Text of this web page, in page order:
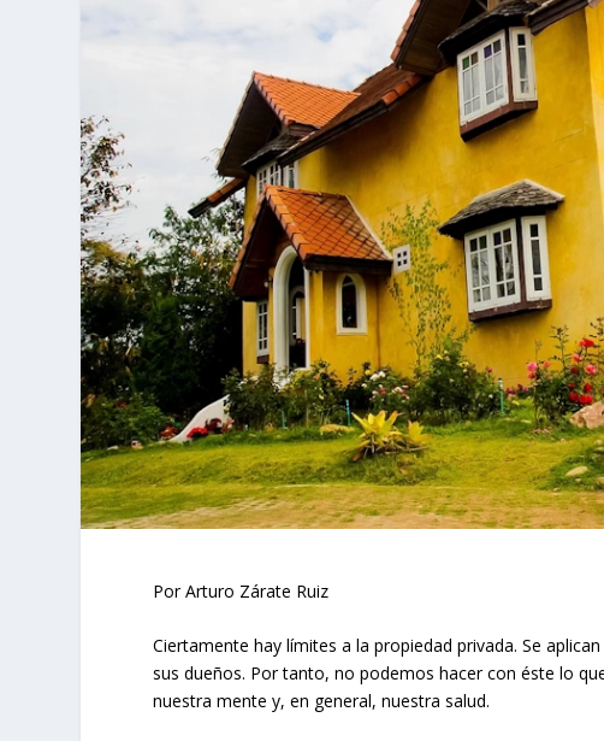
Por Arturo Zárate Ruiz
Ciertamente hay límites a la propiedad privada. Se
sus dueños. Por tanto, no podemos hacer con éste lo
nuestra mente y, en general, nuestra salud.